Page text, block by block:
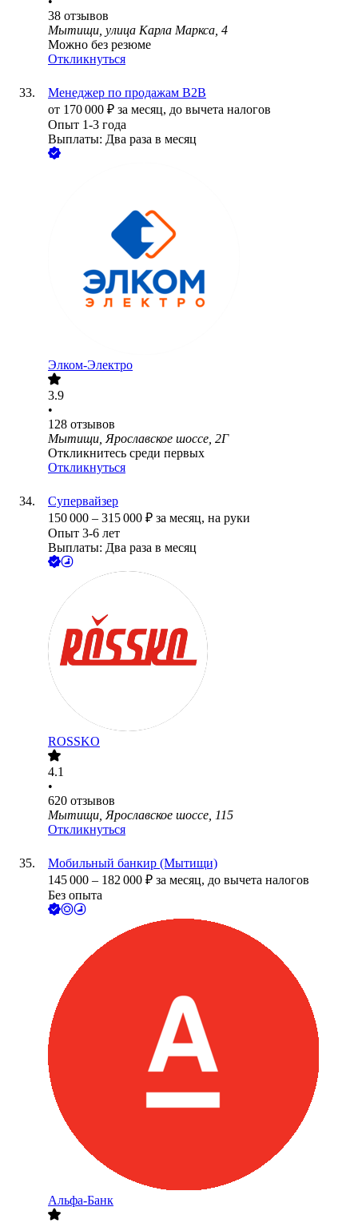
38 отзывов
Мытищи, улица Карла Маркса, 4
Можно без резюме
Откликнуться
Менеджер по продажам B2B
от 170 000 ₽ за месяц, до вычета налогов
Опыт 1-3 года
Выплаты: Два раза в месяц
Элком-Электро
3.9
•
128 отзывов
Мытищи, Ярославское шоссе, 2Г
Откликнитесь среди первых
Откликнуться
Супервайзер
150 000 – 315 000 ₽ за месяц, на руки
Опыт 3-6 лет
Выплаты: Два раза в месяц
ROSSKO
4.1
•
620 отзывов
Мытищи, Ярославское шоссе, 115
Откликнуться
Мобильный банкир (Мытищи)
145 000 – 182 000 ₽ за месяц, до вычета налогов
Без опыта
Альфа-Банк